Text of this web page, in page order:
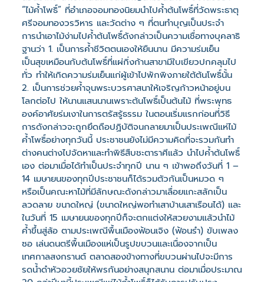
“ไม้ค้ำโพธิ์” ที่อำเภอจอมทองนิยมนำไปค้ำต้นโพธิ์ที่วัดพระธาตุ
ศรีจอมทองวรวิหาร และวัดต่าง ๆ ที่ตนทำบุญเป็นประจำ
การนำเอาไม้ง่ามไปค้ำต้นโพธิ์ดังกล่าวเป็นความเชื่อทางบุคลาธิ
ฐานว่า 1. เป็นการค้ำชีวิตตนเองให้ยืนนาน มีความร่มเย็น
เป็นสุขเหมือนกับต้นโพธิ์ที่แผ่กิ่งก้านสาขามีใบเขียวปกคลุมไป
ทั่ว ทำให้เกิดความร่มเย็นแก่ผู้เข้าไปพักพิงภายใต้ต้นโพธิ์นั้น
2. เป็นการช่วยค้ำจุนพระบวรศาสนาให้เจริญก้าวหน้าอยู่บน
โลกต่อไป ให้นานแสนนานเพราะต้นโพธิ์เป็นต้นไม้ ที่พระพุทธ
องค์อาศัยร่มเงาในการตรัสรู้ธรรม ในตอนเริ่มแรกก่อนที่วิธี
การดังกล่าวจะถูกยึดถือปฏิบัติจนกลายมาเป็นประเพณีแห่ไม้
ค้ำโพธิ์อย่างทุกวันนี้ ประชาชนยังไม่มีความคิดที่จะรวมกันทำ
ต่างคนต่างไปจัดหาและทำพิธีสืบชะตาราศีแล้ว นำไปค้ำต้นโพธิ์
เอง ต่อมาเมื่อได้ทำเป็นประจำทุกปี นาน ๆ เข้าพอถึงวันที่ 1 –
14 เมษายนของทุกปีประชาชนก็ได้รวมตัวกันเป็นหมวด ๆ
หรือเป็นคณะหาไม้ที่มีลักษณะดังกล่าวมาเลื่อยแกะสลักเป็น
ลวดลาย ขนาดใหญ่ (ขนาดใหญ่พอทำเสาบ้านเสาเรือนได้) และ
ในวันที่ 15 เมษายนของทุกปีก็จะตกแต่งให้สวยงามแล้วนำไม้
ค้ำขึ้นสู่ล้อ ตามประเพณีพื้นเมืองฟ้อนเจิง (ฟ้อนรำ) ขับเพลง
ซอ เล่นดนตรีพื้นเมืองแห่เป็นรูปขบวนและเนื่องจากเป็น
เทศกาลสงกรานต์ ตลาดสองข้างทางที่ขบวนผ่านไปจะมีการ
รดน้ำดำหัวอวยชัยให้พรกันอย่างสนุกสนาน ต่อมาเมื่อประมาณ